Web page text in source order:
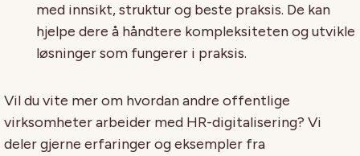
med innsikt, struktur og beste praksis. De kan
hjelpe dere å håndtere kompleksiteten og utvikle
løsninger som fungerer i praksis.
Vil du vite mer om hvordan andre offentlige
virksomheter arbeider med HR-digitalisering? Vi
deler gjerne erfaringer og eksempler fra